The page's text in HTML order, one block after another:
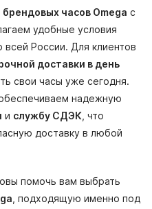
часов Omega с
удобные условия
всей России. Для клиентов
доставки в день
свои часы уже сегодня.
надежную
и службу СДЭК , что
доставку в любой
помочь вам выбрать
, подходящую именно под